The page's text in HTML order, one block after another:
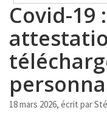
Covid-19
18 mars 2026, écrit par